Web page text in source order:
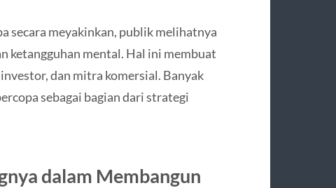
secara meyakinkan, publik melihatnya
ketangguhan mental. Hal ini membuat
dan mitra komersial. Banyak
sebagai bagian dari strategi
dalam Membangun